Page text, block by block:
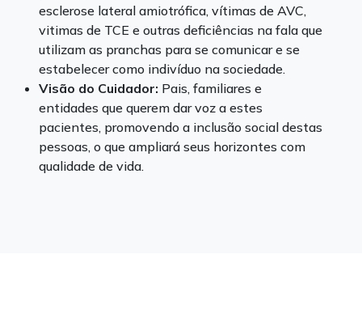
esclerose lateral amiotrófica, vítimas de AVC,
vitimas de TCE e outras deficiências na fala que
utilizam as pranchas para se comunicar e se
estabelecer como indivíduo na sociedade.
Visão do Cuidador: Pais, familiares e
entidades que querem dar voz a estes
pacientes, promovendo a inclusão social destas
pessoas, o que ampliará seus horizontes com
qualidade de vida.